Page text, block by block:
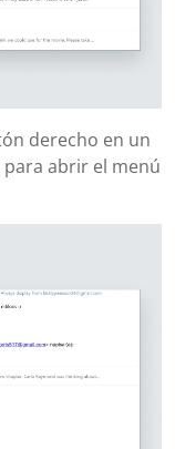
derecho en un
abrir el menú